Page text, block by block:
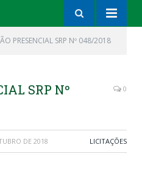
PRESENCIAL SRP Nº 048/2018
SRP Nº
0
DE 2018 LICITAÇÕES